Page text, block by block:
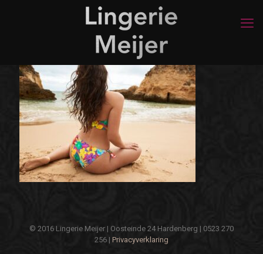
© 2016 Lingerie Meijer | Oosteinde 24 Hardenberg | 0523 270
256 | Privacyverklaring